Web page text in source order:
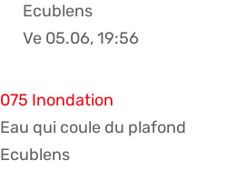
Ecublens
Ve 05.06, 19:56
075 Inondation
Eau qui coule du plafond
Ecublens